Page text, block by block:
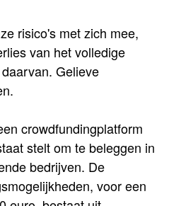
risico's met zich mee,
van het volledige
Gelieve
crowdfundingplatform
stelt om te beleggen in
bedrijven. De
voor een